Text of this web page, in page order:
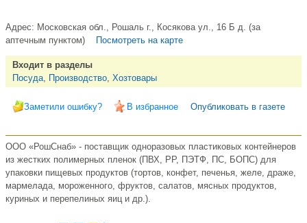
Адрес: Московская обл., Рошаль г., Косякова ул., 16 Б д. (за
аптечным пунктом)
Посмотреть на карте
Входит в разделы
Посуда, Производство, Хозтовары
Заметили ошибку? В избранное Опубликовать в газете
ООО «РошСнаб» - поставщик одноразовых пластиковых контейнеров
из жестких полимерных пленок (ПВХ, РР, ПЭТФ, ПС, БОПС) для
упаковки пищевых продуктов (тортов, конфет, печенья, желе, драже,
мармелада, мороженного, фруктов, салатов, мясных продуктов,
куриных и перепелиных яиц и др.).